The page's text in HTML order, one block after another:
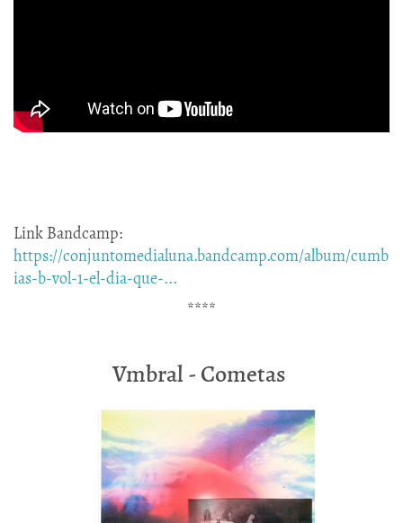
Link Bandcamp:
https://conjuntomedialuna.bandcamp.com/album/cumb
ias-b-vol-1-el-dia-que-...
****
Vmbral - Cometas